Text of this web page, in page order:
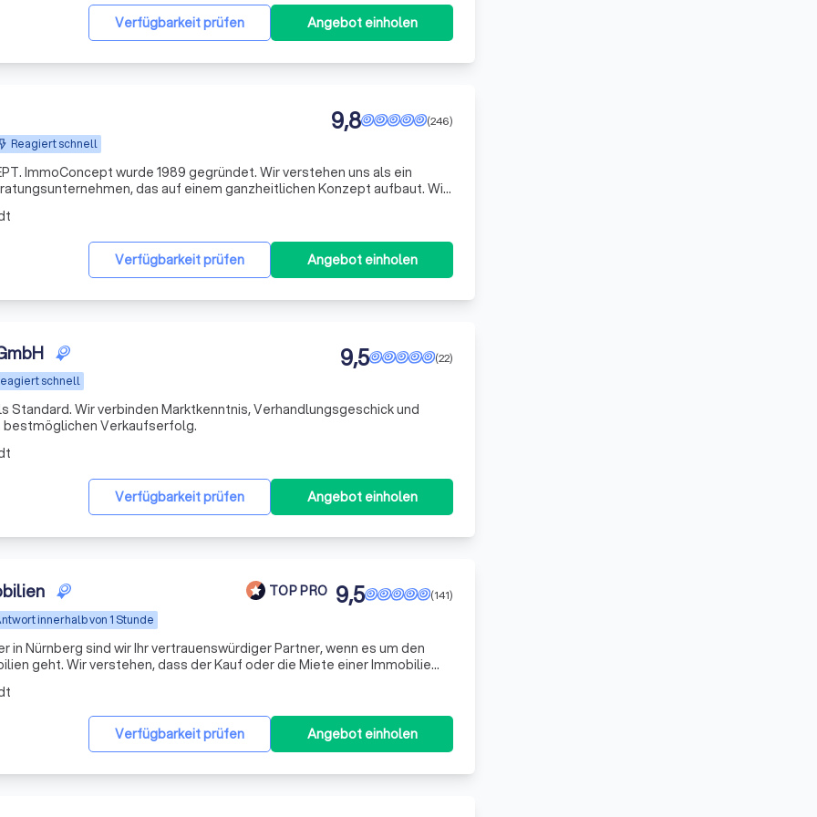
Verfügbarkeit prüfen Angebot einholen
Reagiert schnell
(246)
9,8
ImmoConcept wurde 1989 gegründet. Wir verstehen uns als ein
das auf einem ganzheitlichen Konzept aufbaut. Wir
unserer Mandanten und erstellen passgenaue Immobilien- und
Verfügbarkeit prüfen Angebot einholen
schnell
(22)
9,5
Standard. Wir verbinden Marktkenntnis, Verhandlungsgeschick und
Verkaufserfolg.
Verfügbarkeit prüfen Angebot einholen
TOP PRO
innerhalb von 1 Stunde
(141)
9,5
in Nürnberg sind wir Ihr vertrauenswürdiger Partner, wenn es um den
geht. Wir verstehen, dass der Kauf oder die Miete einer Immobilie
und wir sind hier, um Sie durch jeden Schritt des Prozesses zu füh
Verfügbarkeit prüfen Angebot einholen